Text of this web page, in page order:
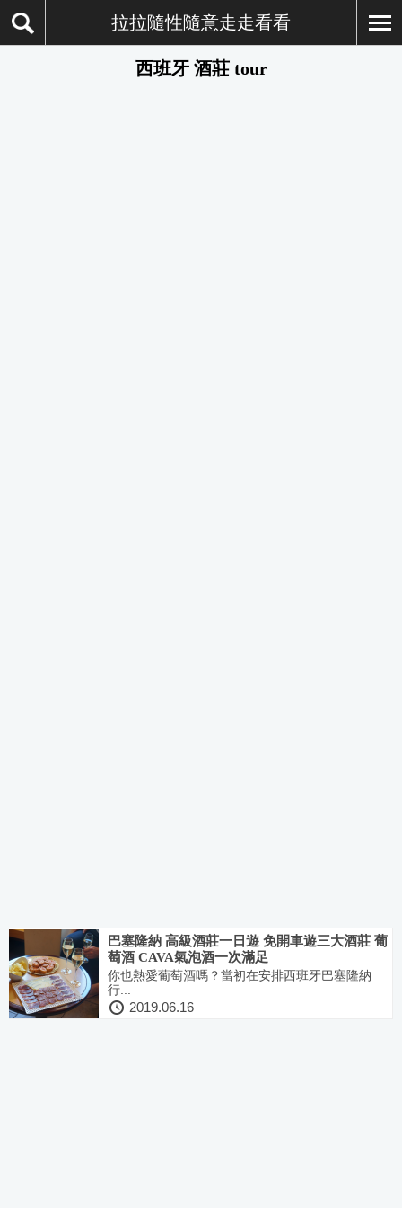
拉拉隨性隨意走走看看
西班牙 酒莊 tour
巴塞隆納 高級酒莊一日遊 免開車遊三大酒莊 葡
萄酒 CAVA氣泡酒一次滿足
你也熱愛葡萄酒嗎？當初在安排西班牙巴塞隆納
行...
2019.06.16